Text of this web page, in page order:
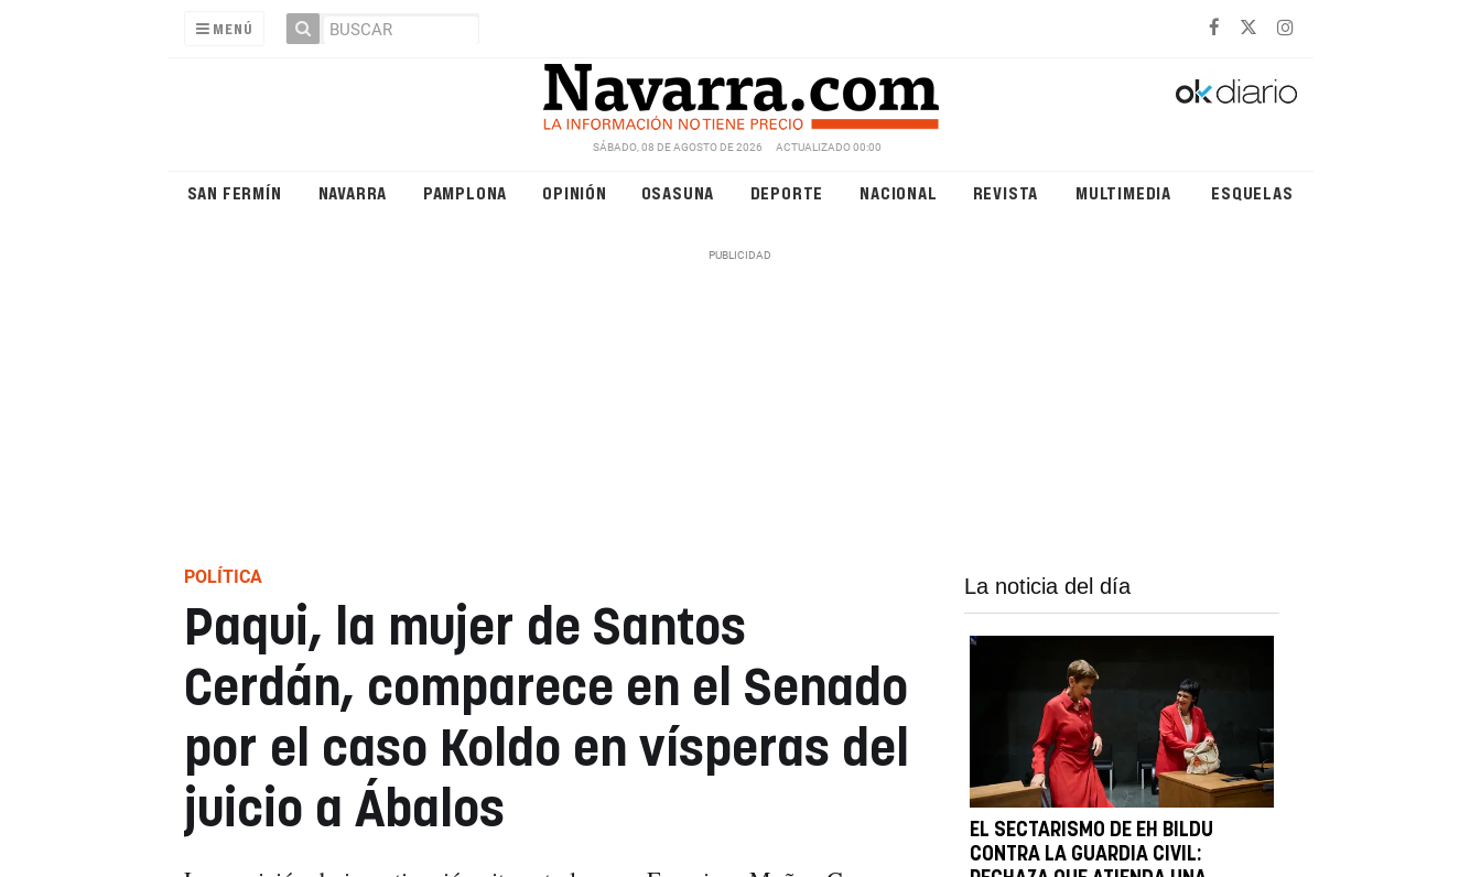
MENÚ
SÁBADO, 08 DE AGOSTO DE 2026 ACTUALIZADO 00:00
SAN FERMÍN NAVARRA PAMPLONA OPINIÓN OSASUNA DEPORTE NACIONAL REVISTA MULTIMEDIA ESQUELAS
POLÍTICA
Paqui, la mujer de Santos
Cerdán, comparece en el Senado
por el caso Koldo en vísperas del
juicio a Ábalos
La noticia del día
EL SECTARISMO DE EH BILDU
CONTRA LA GUARDIA CIVIL: